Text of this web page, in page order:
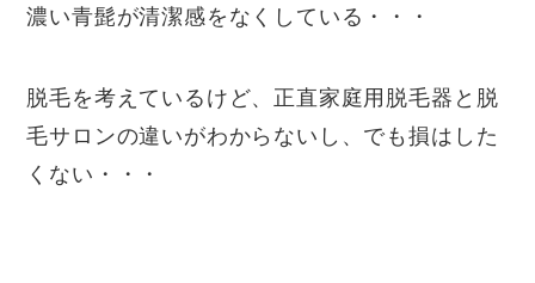
濃い青髭が清潔感をなくしている・・・
脱毛を考えているけど、正直家庭用脱毛器と脱
毛サロンの違いがわからないし、でも損はした
くない・・・